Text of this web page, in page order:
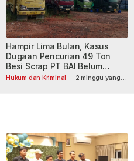
Hukum dan Kriminal - 2 minggu yang
Hampir Lima Bulan, Kasus
Dugaan Pencurian 49 Ton
Besi Scrap PT BAI Belum
Tetapkan Tersangka